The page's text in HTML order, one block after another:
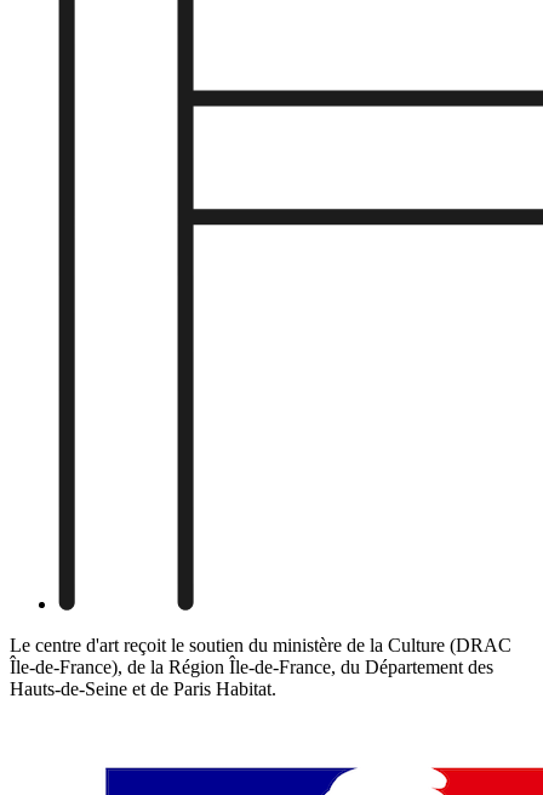
Le centre d'art reçoit le soutien du ministère de la Culture (DRAC
Île-de-France), de la Région Île-de-France, du Département des
Hauts-de-Seine et de Paris Habitat.